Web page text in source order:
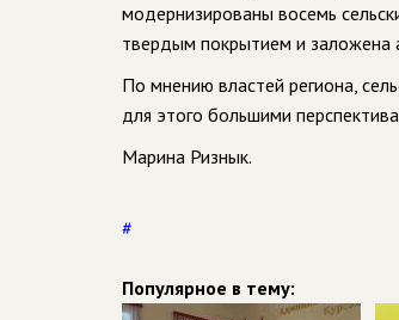
модернизированы восемь
твердым покрытием и заложена
По мнению властей региона,
для этого большими
Марина Ризнык.
#
Популярное в тему: